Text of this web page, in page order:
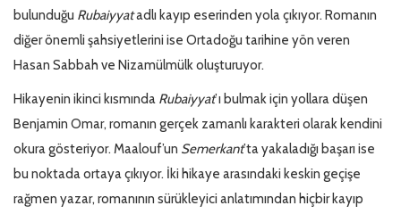
bulunduğu Rubaiyyatadlı kayıp eserinden yola çıkıyor. Romanın
diğer önemli şahsiyetlerini ise Ortadoğu tarihine yön veren
Hasan Sabbah ve Nizamülmülk oluşturuyor.
Hikayenin ikinci kısmında Rubaiyyat’ı bulmak için yollara düşen
Benjamin Omar, romanın gerçek zamanlı karakteri olarak kendini
okura gösteriyor. Maalouf’un Semerkant’ta yakaladığı başarı ise
bu noktada ortaya çıkıyor. İki hikaye arasındaki keskin geçişe
rağmen yazar, romanının sürükleyici anlatımından hiçbir kayıp